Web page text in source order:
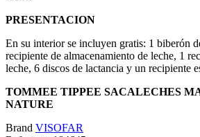
PRESENTACION
En su interior se incluyen gratis: 1 biberón
recipiente de almacenamiento de leche, 1
leche, 6 discos de lactancia y un recipiente
TOMMEE TIPPEE SACALECHES
NATURE
Brand VISOFAR